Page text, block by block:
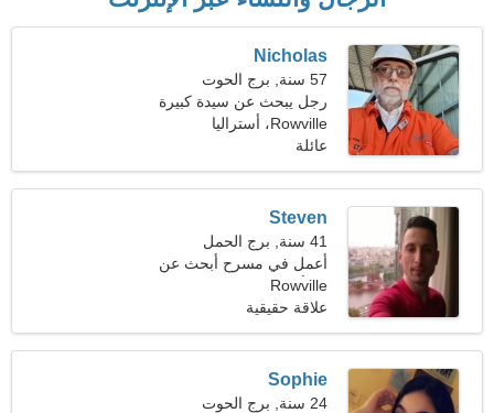
Nicholas
57 سنة, برج الحوت
رجل يبحث عن سيدة كبيرة
Rowville، أستراليا
عائلة
Steven
41 سنة, برج الحمل
أعمل في مسرح أبحث عن
امرأة رائعة
Rowville
علاقة حقيقية
Sophie
24 سنة, برج الحوت